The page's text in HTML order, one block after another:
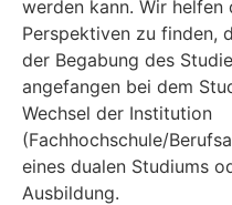
werden kann. Wir
Perspektiven zu finden,
der Begabung des
angefangen bei dem
Wechsel der Institution
(Fachhochschule/
eines dualen Studiums
Ausbildung.